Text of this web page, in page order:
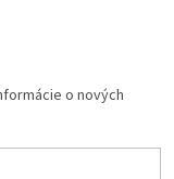
o nových